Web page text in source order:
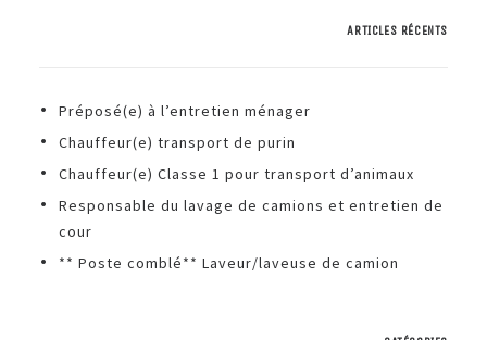
ARTICLES RÉCENTS
Préposé(e) à l’entretien ménager
Chauffeur(e) transport de purin
Chauffeur(e) Classe 1 pour transport d’animaux
Responsable du lavage de camions et entretien de
cour
** Poste comblé** Laveur/laveuse de camion